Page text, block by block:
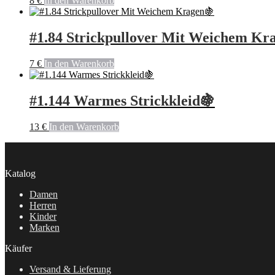
#1.84 Strickpullover Mit Weichem
7 € In den Warenkorb
#1.144 Warmes Strickkleid🍇
13 € In den Warenkorb
Katalog
Damen
Herren
Kinder
Marken
Käufer
Versand & Lieferung